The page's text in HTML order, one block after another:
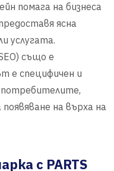
помага на бизнеса
ясна
услугата.
също е
е специфичен и
на върха на
с PARTS